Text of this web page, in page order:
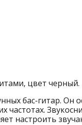
цвет черный.
бас-гитар. Он
частотах.
настроить